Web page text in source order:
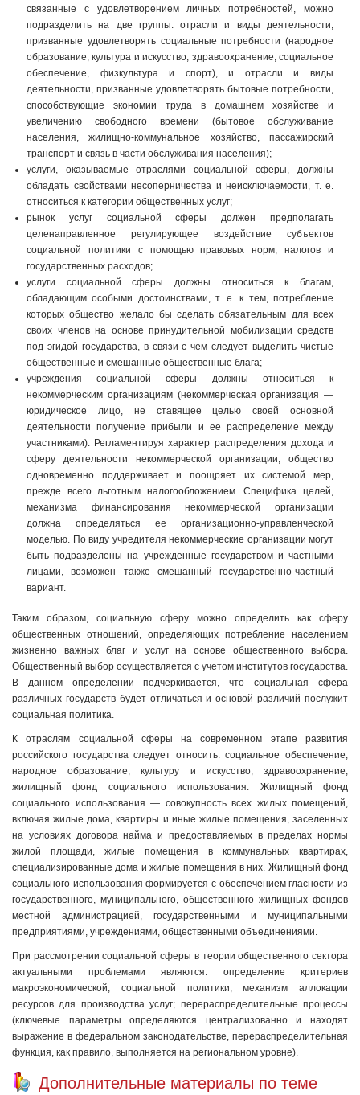
связанные с удовлетворением личных потребностей, можно
подразделить на две группы: отрасли и виды деятельности,
призванные удовлетворять социальные потребности (народное
образование, культура и искусство, здравоохранение, социальное
обеспечение, физкультура и спорт), и отрасли и виды
деятельности, призванные удовлетворять бытовые потребности,
способствующие экономии труда в домашнем хозяйстве и
увеличению свободного времени (бытовое обслуживание
населения, жилищно-коммунальное хозяйство, пассажирский
транспорт и связь в части обслуживания населения);
услуги, оказываемые отраслями социальной сферы, должны
обладать свойствами несоперничества и неисключаемости, т. е.
относиться к категории общественных услуг;
рынок услуг социальной сферы должен предполагать
целенаправленное регулирующее воздействие субъектов
социальной политики с помощью правовых норм, налогов и
государственных расходов;
услуги социальной сферы должны относиться к благам,
обладающим особыми достоинствами, т. е. к тем, потребление
которых общество желало бы сделать обязательным для всех
своих членов на основе принудительной мобилизации средств
под эгидой государства, в связи с чем следует выделить чистые
общественные и смешанные общественные блага;
учреждения социальной сферы должны относиться к
некоммерческим организациям (некоммерческая организация —
юридическое лицо, не ставящее целью своей основной
деятельности получение прибыли и ее распределение между
участниками). Регламентируя характер распределения дохода и
сферу деятельности некоммерческой организации, общество
одновременно поддерживает и поощряет их системой мер,
прежде всего льготным налогообложением. Специфика целей,
механизма финансирования некоммерческой организации
должна определяться ее организационно-управленческой
моделью. По виду учредителя некоммерческие организации могут
быть подразделены на учрежденные государством и частными
лицами, возможен также смешанный государственно-частный
вариант.
Таким образом, социальную сферу можно определить как сферу
общественных отношений, определяющих потребление населением
жизненно важных благ и услуг на основе общественного выбора.
Общественный выбор осуществляется с учетом институтов государства.
В данном определении подчеркивается, что социальная сфера
различных государств будет отличаться и основой различий послужит
социальная политика.
К отраслям социальной сферы на современном этапе развития
российского государства следует относить: социальное обеспечение,
народное образование, культуру и искусство, здравоохранение,
жилищный фонд социального использования. Жилищный фонд
социального использования — совокупность всех жилых помещений,
включая жилые дома, квартиры и иные жилые помещения, заселенных
на условиях договора найма и предоставляемых в пределах нормы
жилой площади, жилые помещения в коммунальных квартирах,
специализированные дома и жилые помещения в них. Жилищный фонд
социального использования формируется с обеспечением гласности из
государственного, муниципального, общественного жилищных фондов
местной администрацией, государственными и муниципальными
предприятиями, учреждениями, общественными объединениями.
При рассмотрении социальной сферы в теории общественного сектора
актуальными проблемами являются: определение критериев
макроэкономической, социальной политики; механизм аллокации
ресурсов для производства услуг; перераспределительные процессы
(ключевые параметры определяются централизованно и находят
выражение в федеральном законодательстве, перераспределительная
функция, как правило, выполняется на региональном уровне).
Дополнительные материалы по теме